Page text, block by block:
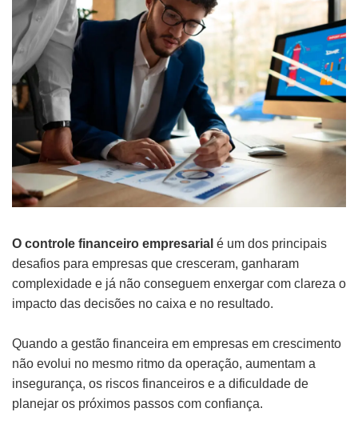
O controle financeiro empresarial é um dos principais
desafios para empresas que cresceram, ganharam
complexidade e já não conseguem enxergar com clareza o
impacto das decisões no caixa e no resultado.
Quando a gestão financeira em empresas em crescimento
não evolui no mesmo ritmo da operação, aumentam a
insegurança, os riscos financeiros e a dificuldade de
planejar os próximos passos com confiança.